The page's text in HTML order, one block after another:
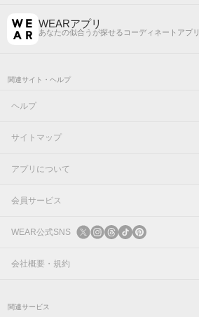
WEARアプリ
あなたの似合うが探せるコーディネートアプリ
関連サイト・ヘルプ
ヘルプ
サイトマップ
アプリについて
会員サービス
ログイン
新規会員登録
WEAR公式SNS
X
会社概要・規約
関連サービス